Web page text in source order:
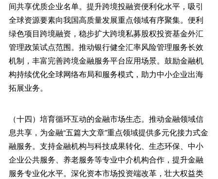
间共享优质企业名单。提升跨境投融资便利化水平，吸引
全球资源要素向我国高质量发展重点领域有序聚集。便利
绿色项目跨境融资，稳步扩大跨境私募股权投资基金外汇
管理政策试点范围。推动银行健全汇率风险管理服务长效
机制，丰富完善跨境金融服务平台应用场景。鼓励金融机
构持续优化全球网络布局和服务模式，助力中小企业出海
拓展业务。
（十四）培育循环互动的金融市场生态。推动金融领域信
息共享，为金融“五篇大文章”重点领域提供多元化接力式金
融服务。支持金融机构与科技成果转化、生态环保、中小
企业公共服务、养老服务等专业中介机构合作，提升金融
服务专业化水平。深化资本市场投资端改革，壮大权益类